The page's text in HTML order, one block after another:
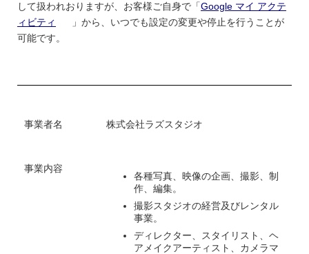
して扱われおりますが、お客様ご自身で「Google マイ アクテ
ィビティ
」から、いつでも設定の変更や停止を行うことが
可能です。
事業者名 株式会社ラズスタジオ
事業内容
各種写真、映像の企画、撮影、制
作、編集。
撮影スタジオの経営及びレンタル
事業。
ディレクター、スタイリスト、ヘ
アメイクアーティスト、カメラマ